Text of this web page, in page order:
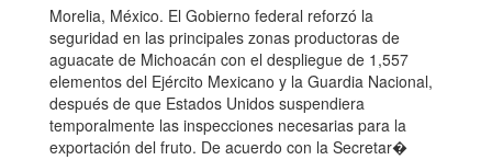
Morelia, México. El Gobierno federal reforzó la
seguridad en las principales zonas productoras de
aguacate de Michoacán con el despliegue de 1,557
elementos del Ejército Mexicano y la Guardia Nacional,
después de que Estados Unidos suspendiera
temporalmente las inspecciones necesarias para la
exportación del fruto. De acuerdo con la Secretar�